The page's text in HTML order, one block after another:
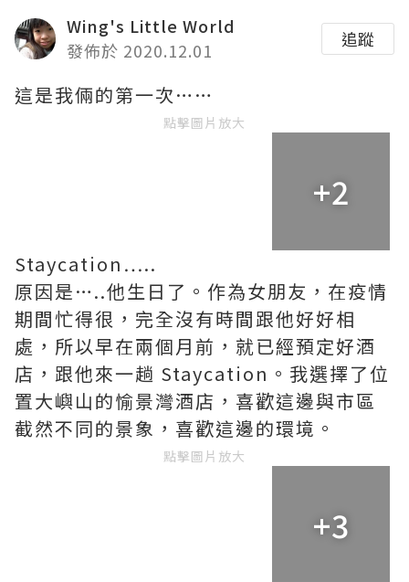
Wing's Little World
發佈於 2020.12.01
追蹤
這是我倆的第一次……
點擊圖片放大
+2
Staycation…..
原因是…..他生日了。作為女朋友，在疫情
期間忙得很，完全沒有時間跟他好好相
處，所以早在兩個月前，就已經預定好酒
店，跟他來一趟 Staycation。我選擇了位
置大嶼山的愉景灣酒店，喜歡這邊與市區
截然不同的景象，喜歡這邊的環境。
點擊圖片放大
+3